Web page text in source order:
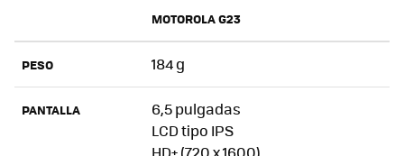
MOTOROLA G23
PESO 184 g
PANTALLA
6,5 pulgadas
LCD tipo IPS